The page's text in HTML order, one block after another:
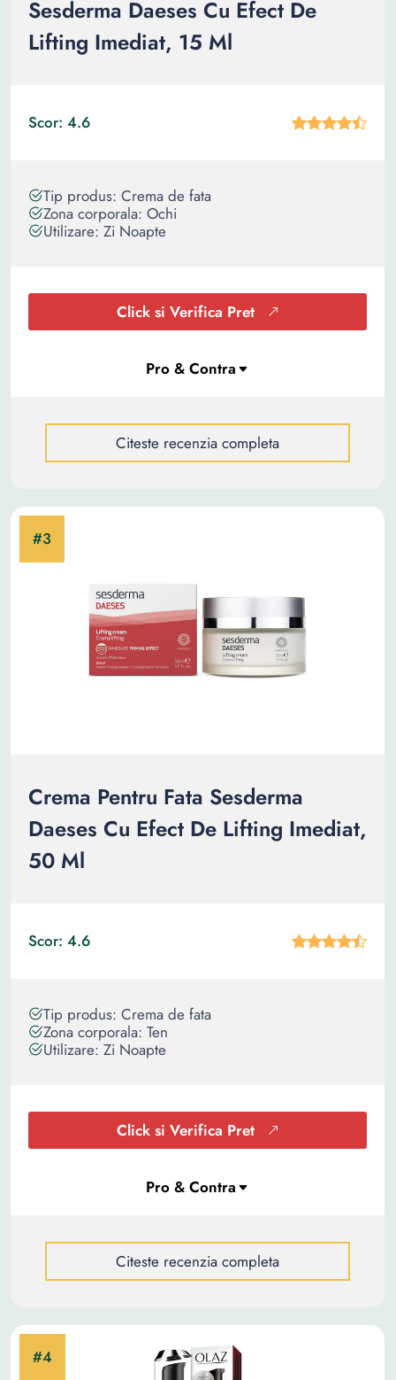
Sesderma Daeses Cu Efect De
Lifting Imediat, 15 Ml
Scor: 4.6
Tip produs: Crema de fata
Zona corporala: Ochi
Utilizare: Zi Noapte
Click si Verifica Pret
Citeste recenzia completa
Crema Pentru Fata Sesderma
Daeses Cu Efect De Lifting Imediat,
50 Ml
Scor: 4.6
Tip produs: Crema de fata
Zona corporala: Ten
Utilizare: Zi Noapte
Click si Verifica Pret
Citeste recenzia completa